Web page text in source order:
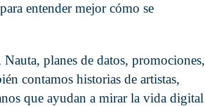
entender mejor cómo se
planes de datos, promociones,
contamos historias de artistas,
que ayudan a mirar la vida digital